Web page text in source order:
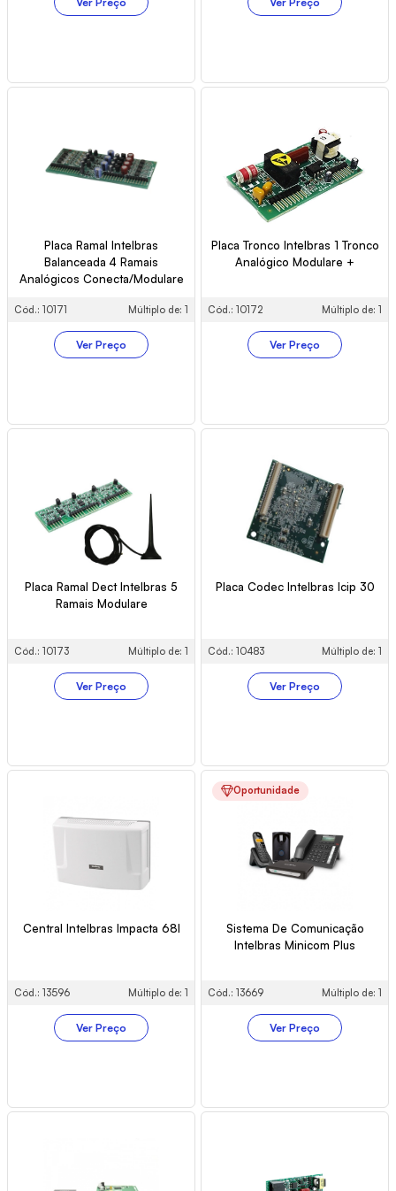
Placa Ramal Intelbras
Balanceada 4 Ramais
Analógicos Conecta/Modulare
Cód.: 10171 Múltiplo de: 1
Ver Preço
Placa Tronco Intelbras 1 Tronco
Analógico Modulare +
Cód.: 10172 Múltiplo de: 1
Ver Preço
Placa Ramal Dect Intelbras 5
Ramais Modulare
Cód.: 10173 Múltiplo de: 1
Ver Preço
Placa Codec Intelbras Icip 30
Cód.: 10483 Múltiplo de: 1
Ver Preço
Central Intelbras Impacta 68I
Cód.: 13596 Múltiplo de: 1
Ver Preço
Oportunidade
Sistema De Comunicação
Intelbras Minicom Plus
Cód.: 13669 Múltiplo de: 1
Ver Preço